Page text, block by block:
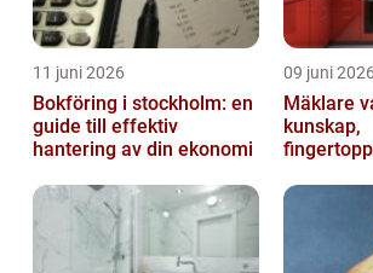
11 juni 2026
Bokföring i stockholm: en
guide till effektiv
hantering av din ekonomi
09 juni 2026
Mäklare
kunskap,